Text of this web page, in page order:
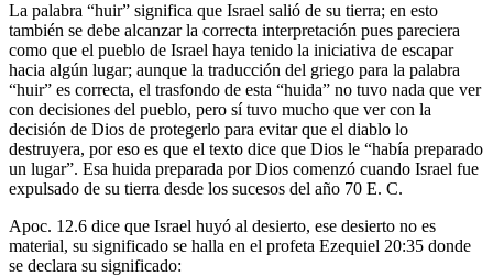
La palabra “huir” significa que Israel salió de su tierra; en esto
también se debe alcanzar la correcta interpretación pues pareciera
como que el pueblo de Israel haya tenido la iniciativa de escapar
hacia algún lugar; aunque la traducción del griego para la palabra
“huir” es correcta, el trasfondo de esta “huida” no tuvo nada que ver
con decisiones del pueblo, pero sí tuvo mucho que ver con la
decisión de Dios de protegerlo para evitar que el diablo lo
destruyera, por eso es que el texto dice que Dios le “había preparado
un lugar”. Esa huida preparada por Dios comenzó cuando Israel fue
expulsado de su tierra desde los sucesos del año 70 E. C.
Apoc. 12.6 dice que Israel huyó al desierto, ese desierto no es
material, su significado se halla en el profeta Ezequiel 20:35 donde
se declara su significado: